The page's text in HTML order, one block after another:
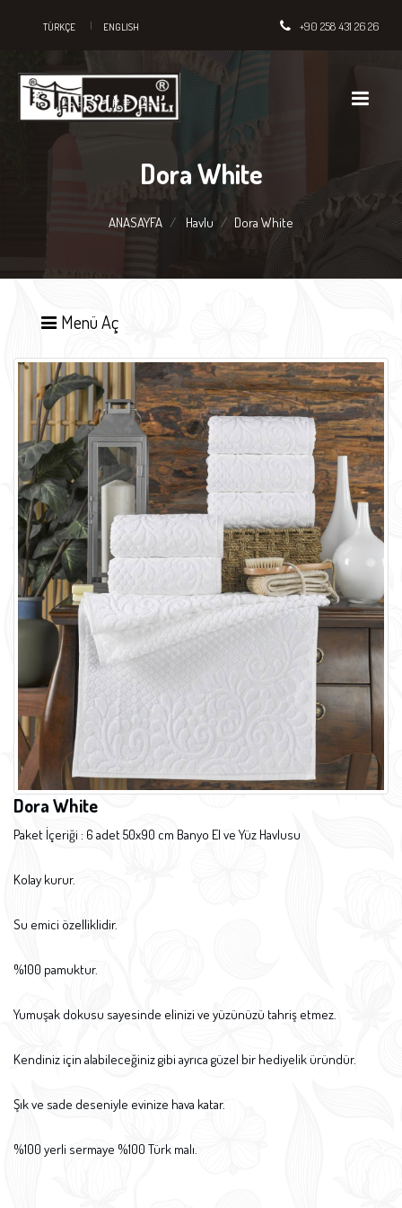
TÜRKÇE ENGLISH +90 258 431 26 26
Dora White
ANASAYFA Havlu Dora White
Menü Aç
Dora White
Paket İçeriği : 6 adet 50x90 cm Banyo El ve Yüz Havlusu
Kolay kurur.
Su emici özelliklidir.
%100 pamuktur.
Yumuşak dokusu sayesinde elinizi ve yüzünüzü tahriş etmez.
Kendiniz için alabileceğiniz gibi ayrıca güzel bir hediyelik üründür.
Şık ve sade deseniyle evinize hava katar.
%100 yerli sermaye %100 Türk malı.